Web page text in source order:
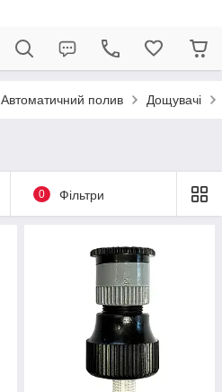
Автоматичний полив Дощувачі
0 Фільтри